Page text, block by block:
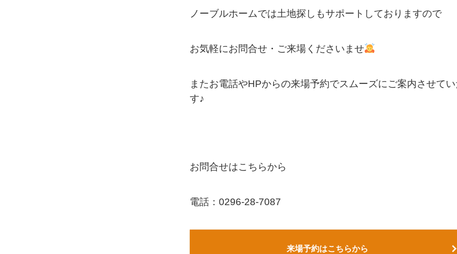
ノーブルホームでは土地探しもサポートしておりますので
お気軽にお問合せ・ご来場くださいませ
またお電話やHPからの来場予約でスムーズにご案内させて
す♪
お問合せはこちらから
電話：0296-28-7087
来場予約はこちらから